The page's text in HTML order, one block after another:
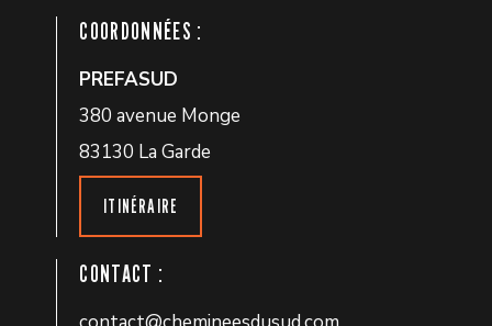
COORDONNÉES :
PREFASUD
380 avenue Monge
83130 La Garde
ITINÉRAIRE
CONTACT :